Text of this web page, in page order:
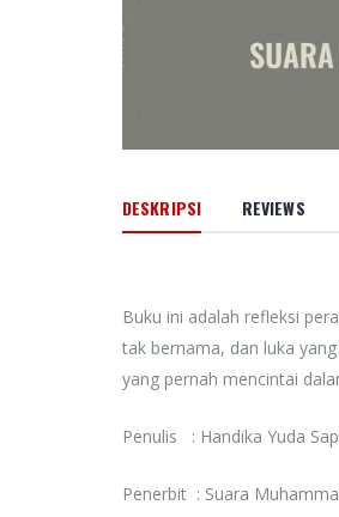
DESKRIPSI REVIEWS
Buku ini adalah refleksi
tak bernama, dan luka
yang pernah mencintai
Penulis : Handika Yuda
Penerbit : Suara